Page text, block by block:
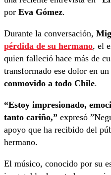
por Eva Gómez.
Durante la conversación,
pérdida de su hermano, el
quien falleció hace más de
transformado ese dolor en un
conmovido a todo Chile.
“Estoy impresionado,
tanto cariño,” expresó
apoyo que ha recibido del
hermano.
El músico, conocido por su